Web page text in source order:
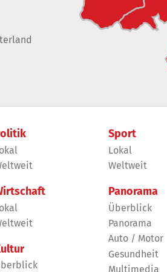
Sport
Lokal
Weltweit
Panorama
Überblick
Panorama
Auto / Motor
Gesundheit
Multimedia